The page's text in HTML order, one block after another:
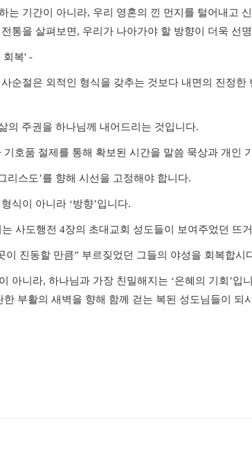
는 기간이 아니라, 우리 영혼의 낀 먼지를 털어내고
통을 살펴보면 , 우리가 나아가야 할 방향이 더욱 선
회복' -
순절은 외적인 형식을 갖추는 것보다 내면의 진정한
의 주권을 하나님께 내어드리는 것입니다.
기호품 절제를 통해 확보된 시간을 말씀 묵상과 개인
리스도’를 향해 시선을 고정해야 합니다.
식이 아니라 ‘방향’입니다.
사도행전 4장의 초대교회 성도들이 보여주었던 뜨
이 진동할 만큼” 부르짖었던 그들의 야성을 회복합시
아니라, 하나님과 가장 친밀해지는 ‘은혜의 기회 ’입
한 부활의 새벽을 향해 함께 걷는 복된 성도님들이 되